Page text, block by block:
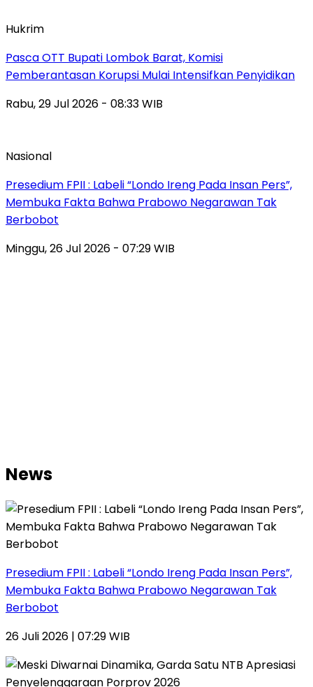
Hukrim
Pasca OTT Bupati Lombok Barat, Komisi
Pemberantasan Korupsi Mulai Intensifkan Penyidikan
Rabu, 29 Jul 2026 - 08:33 WIB
Nasional
Presedium FPII : Labeli “Londo Ireng Pada Insan Pers”,
Membuka Fakta Bahwa Prabowo Negarawan Tak
Berbobot
Minggu, 26 Jul 2026 - 07:29 WIB
News
Presedium FPII : Labeli “Londo Ireng Pada Insan Pers”,
Membuka Fakta Bahwa Prabowo Negarawan Tak
Berbobot
26 Juli 2026 | 07:29 WIB